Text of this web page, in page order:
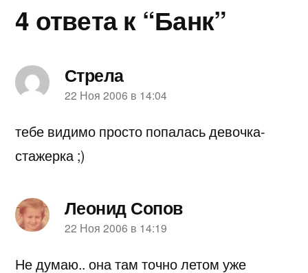
4 ответа к “Банк”
Стрела
пишет:
22 Ноя 2006 в 14:04
тебе видимо просто попалась девочка-
стажерка ;)
Леонид Сопов
пишет:
22 Ноя 2006 в 14:19
Не думаю.. она там точно летом уже